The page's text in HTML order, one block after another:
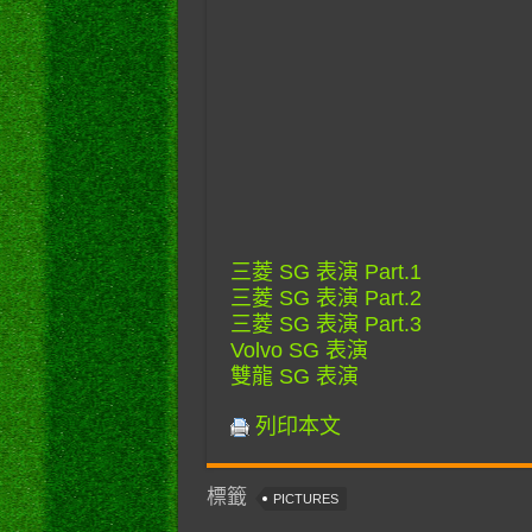
三菱 SG 表演 Part.1
三菱 SG 表演 Part.2
三菱 SG 表演 Part.3
Volvo SG 表演
雙龍 SG 表演
列印本文
標籤 PICTURES